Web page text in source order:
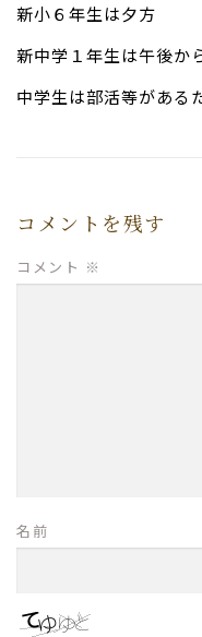
新小６年生は夕方
新中学１年生は午後か
中学生は部活等がある
コメントを残す
コメント ※
名前